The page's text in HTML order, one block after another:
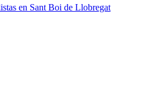
en Sant Boi de Llobregat